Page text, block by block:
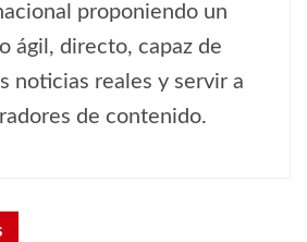
proponiendo un
ágil, directo, capaz de
noticias reales y servir a
de contenido.